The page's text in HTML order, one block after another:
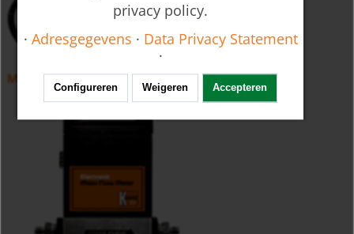
Massadebietmeter voor gassen KMT
privacy policy.
· Adresgegevens · Data Privacy Statement
·
Configureren Weigeren Accepteren